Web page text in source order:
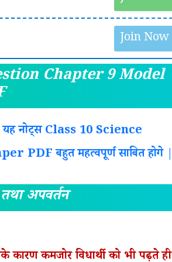
Join Now
Chapter 9 Model
यह नोट्स Class 10 Science
बहुत महत्वपूर्ण साबित होगे |
अपवर्तन
कारण कमजोर विधार्थी को भी पढ़ते ही